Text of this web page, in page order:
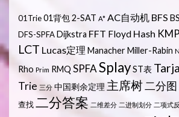
01Trie01背包2-SAT A* AC自动机 BFS
DFS-SPFADijkstra FFT Floyd Hash KMP
LCT Lucas定理 ManacherMiller-Rabin
Rho Prim RMQ SPFASplayST表
Trie 三分 中国剩余定理 主席树二分图
查找二分答案 二维差分 二进制划分 二项式